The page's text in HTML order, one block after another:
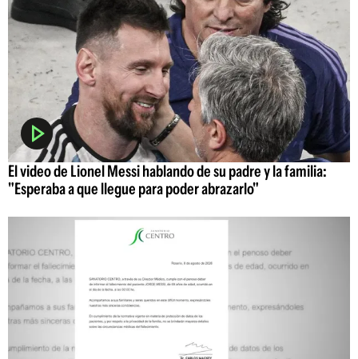
El video de Lionel Messi hablando de su padre y la familia:
"Esperaba a que llegue para poder abrazarlo"